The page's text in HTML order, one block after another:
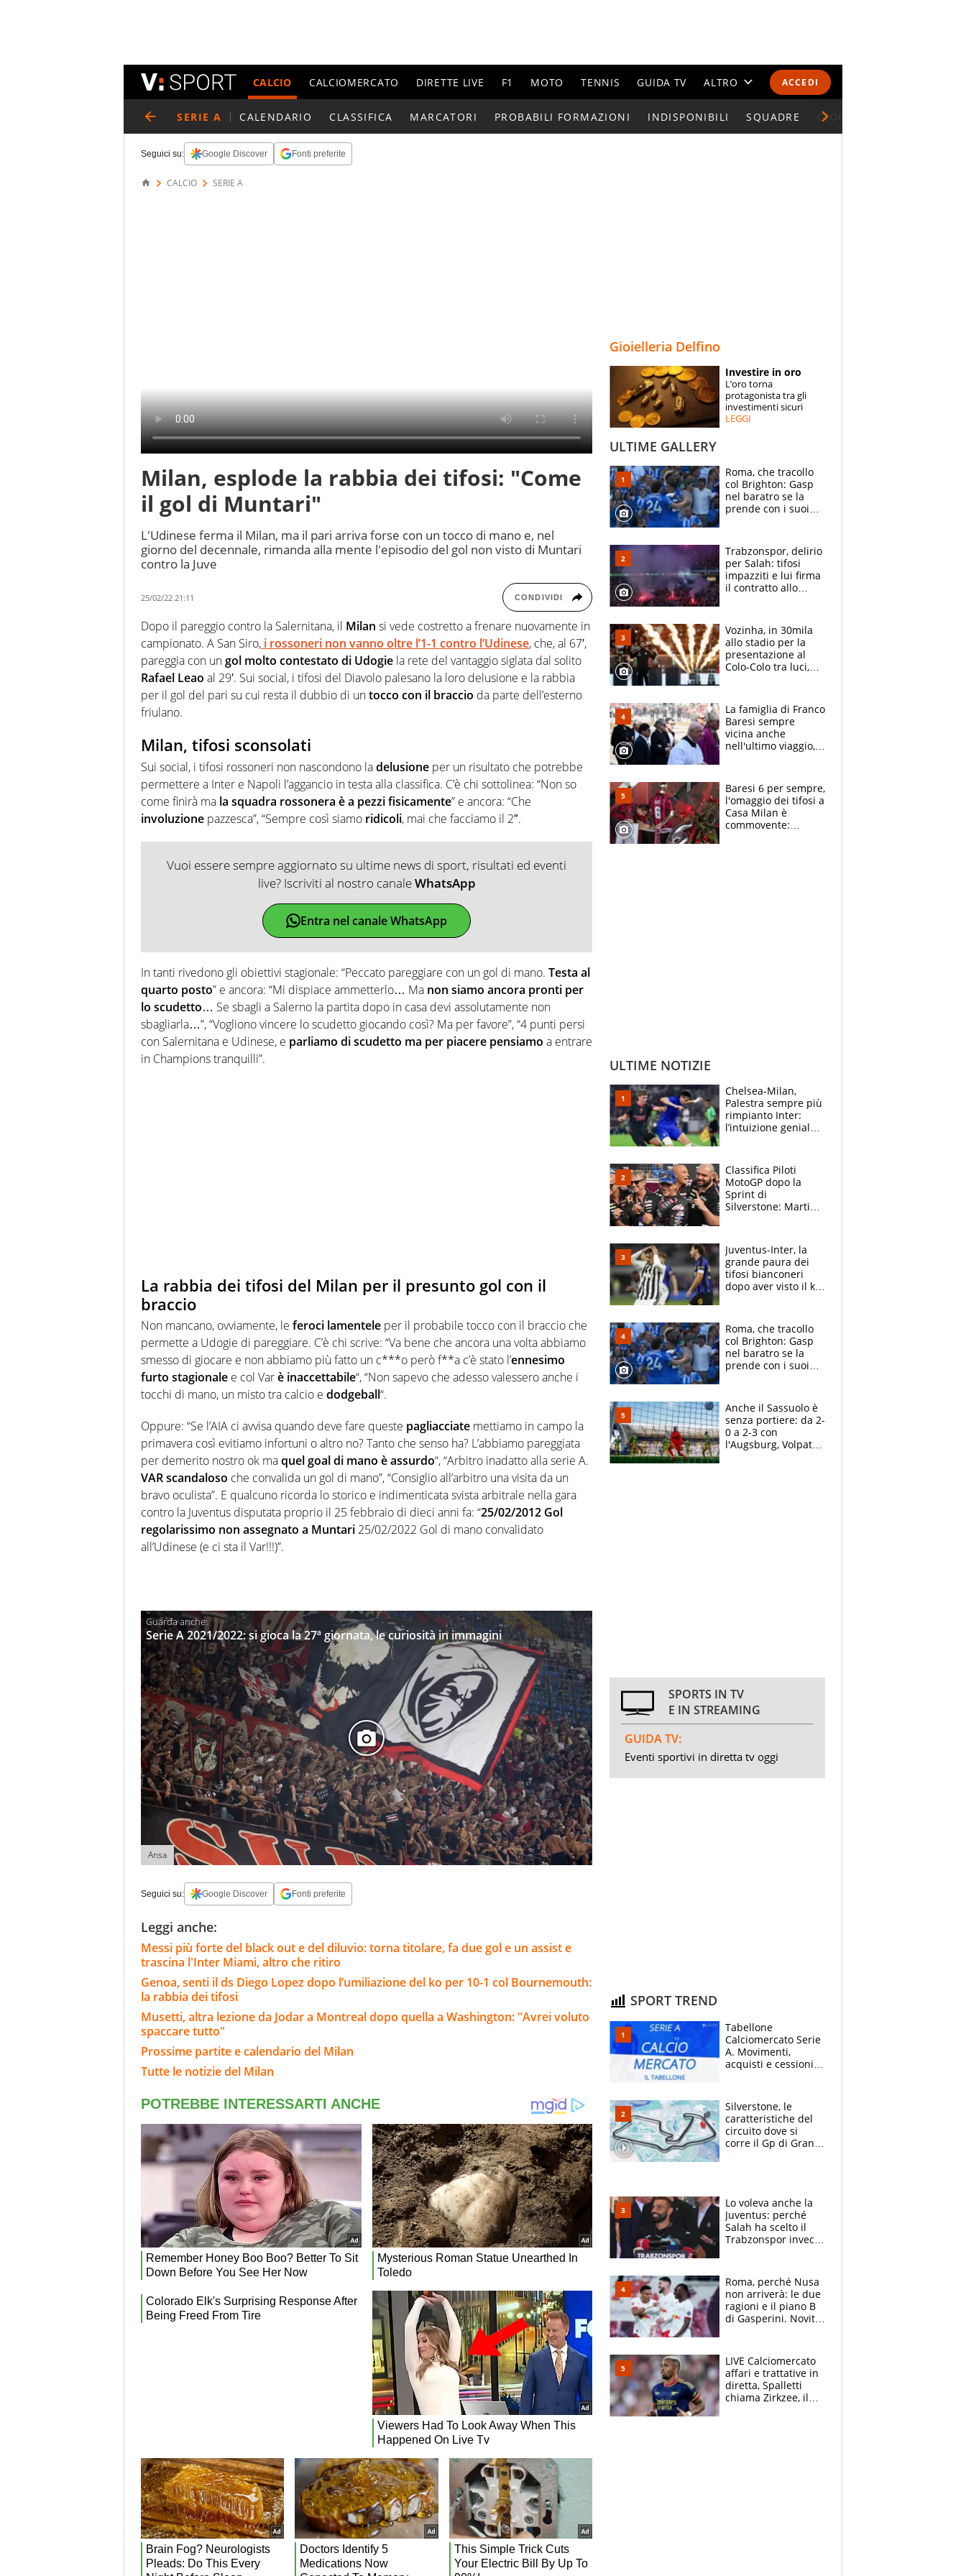
ACCEDI
CALCIO CALCIOMERCATO DIRETTE LIVE F1 MOTO TENNIS GUIDA TV ALTRO
CALENDARI E CLASSIFICHE
ESPERTI
CONTATTI
SERIE A CALENDARIO CLASSIFICA MARCATORI PROBABILI FORMAZIONI INDISPONIBILI SQUADRE GIOCATORI SERIE A
Seguici su: Google Discover Fonti preferite
CALCIO SERIE A
Milan, esplode la rabbia dei tifosi: "Come
il gol di Muntari"
L'Udinese ferma il Milan, ma il pari arriva forse con un tocco di mano e, nel
giorno del decennale, rimanda alla mente l'episodio del gol non visto di Muntari
contro la Juve
25/02/22 21:11 CONDIVIDI
Dopo il pareggio contro la Salernitana, il Milan si vede costretto a frenare nuovamente in
campionato. A San Siro, i rossoneri non vanno oltre l’1-1 contro l’Udinese, che, al 67′,
pareggia con ungol molto contestato di Udogie la rete del vantaggio siglata dal solito
Rafael Leao al 29′. Sui social, i tifosi del Diavolo palesano la loro delusione e la rabbia
per il gol del pari su cui resta il dubbio di untocco con il braccio da parte dell’esterno
friulano.
Milan, tifosi sconsolati
Sui social, i tifosi rossoneri non nascondono ladelusione per un risultato che potrebbe
permettere a Inter e Napoli l’aggancio in testa alla classifica. C’è chi sottolinea: “Non so
come finirà ma la squadra rossonera è a pezzi fisicamente” e ancora: “Che
involuzione pazzesca”, “Sempre così siamo ridicoli, mai che facciamo il 2″.
Vuoi essere sempre aggiornato su ultime news di sport, risultati ed eventi
live? Iscriviti al nostro canaleWhatsApp
Entra nel canale WhatsApp
In tanti rivedono gli obiettivi stagionale: “Peccato pareggiare con un gol di mano. Testa al
quarto posto” e ancora: “Mi dispiace ammetterlo… Ma non siamo ancora pronti per
lo scudetto… Se sbagli a Salerno la partita dopo in casa devi assolutamente non
sbagliarla…”,“Vogliono vincere lo scudetto giocando così? Ma per favore”, “4 punti persi
con Salernitana e Udinese, e parliamo di scudetto ma per piacere pensiamo a entrare
in Championstranquilli”.
La rabbia dei tifosi del Milan per il presunto gol con il
braccio
Non mancano, ovviamente, le feroci lamentele per il probabile tocco con il braccio che
permette a Udogie di pareggiare. C’è chi scrive: “Va bene che ancora una volta abbiamo
smesso di giocare e non abbiamo più fatto un c***o però f**a c’è stato l’ennesimo
furto stagionale e col Varè inaccettabile“, “Non sapevo che adesso valessero anche i
tocchi di mano, un misto tra calcio e dodgeball“.
Oppure: “Se l’AIA ci avvisa quando deve fare queste pagliacciate mettiamo in campo la
primavera così evitiamo infortuni o altro no? Tanto che senso ha? L’abbiamo pareggiata
per demerito nostro ok maquel goal di mano è assurdo“, “Arbitro inadatto alla serie A.
VAR scandaloso che convalida un gol di mano”, “Consiglio all’arbitro una visita da un
bravo oculista”. E qualcuno ricorda lo storico e indimenticata svista arbitrale nella gara
contro la Juventus disputata proprio il 25 febbraio di dieci anni fa: “25/02/2012 Gol
regolarissimo non assegnato a Muntari 25/02/2022 Gol di mano convalidato
all’Udinese (e ci sta il Var!!!)”.
Serie A 2021/2022: si gioca la 27ª giornata, le curiosità in immagini
Ansa
Seguici su: Google Discover Fonti preferite
Leggi anche:
Messi più forte del black out e del diluvio: torna titolare, fa due gol e un assist e
trascina l'Inter Miami, altro che ritiro
Genoa, senti il ds Diego Lopez dopo l’umiliazione del ko per 10-1 col Bournemouth:
la rabbia dei tifosi
Musetti, altra lezione da Jodar a Montreal dopo quella a Washington: "Avrei voluto
spaccare tutto"
Prossime partite e calendario del Milan
Tutte le notizie del Milan
Gioielleria Delfino
Investire in oro
L’oro torna
protagonista tra gli
investimenti sicuri
LEGGI
ULTIME GALLERY
Roma, che tracollo
col Brighton: Gasp
nel baratro se la
prende con i suoi
Trabzonspor, delirio
per Salah: tifosi
impazziti e lui firma
il contratto allo
Vozinha, in 30mila
allo stadio per la
presentazione al
Colo-Colo tra luci,
La famiglia di Franco
Baresi sempre
vicina anche
nell'ultimo viaggio,
circondati
dall'affetto dei tifosi
Baresi 6 per sempre,
l'omaggio dei tifosi a
Casa Milan è
commovente:
ULTIME NOTIZIE
Chelsea-Milan,
Palestra sempre più
rimpianto Inter:
l’intuizione geniale
Classifica Piloti
MotoGP dopo la
Sprint di
Silverstone: Martin
Marquez
Juventus-Inter, la
grande paura dei
tifosi bianconeri
dopo aver visto il ko
Roma, che tracollo
col Brighton: Gasp
nel baratro se la
prende con i suoi
Anche il Sassuolo è
senza portiere: da 2-
0 a 2-3 con
l'Augsburg, Volpato
SPORTS IN TV
E IN STREAMING
GUIDA TV:
Eventi sportivi in diretta tv oggi
SPORT TREND
Tabellone
Calciomercato Serie
A. Movimenti,
acquisti e cessioni:
Silverstone, le
caratteristiche del
circuito dove si
corre il Gp di Gran
Lo voleva anche la
Juventus: perché
Salah ha scelto il
Trabzonspor invece
Roma, perché Nusa
non arriverà: le due
ragioni e il piano B
di Gasperini. Novità
LIVE Calciomercato
affari e trattative in
diretta, Spalletti
chiama Zirkzee, il